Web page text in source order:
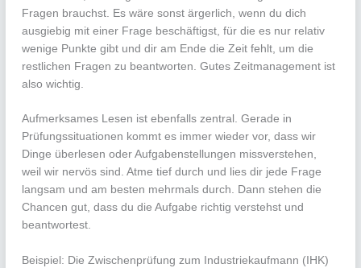
Fragen brauchst. Es wäre sonst ärgerlich, wenn du dich
ausgiebig mit einer Frage beschäftigst, für die es nur relativ
wenige Punkte gibt und dir am Ende die Zeit fehlt, um die
restlichen Fragen zu beantworten. Gutes Zeitmanagement ist
also wichtig.
Aufmerksames Lesen ist ebenfalls zentral. Gerade in
Prüfungssituationen kommt es immer wieder vor, dass wir
Dinge überlesen oder Aufgabenstellungen missverstehen,
weil wir nervös sind. Atme tief durch und lies dir jede Frage
langsam und am besten mehrmals durch. Dann stehen die
Chancen gut, dass du die Aufgabe richtig verstehst und
beantwortest.
Beispiel: Die Zwischenprüfung zum Industriekaufmann (IHK)